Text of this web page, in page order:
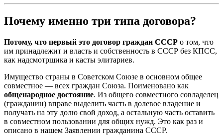
Почему именно три типа договора?
Потому, что первый это договор граждан СССР о том, что
им принадлежит и власть и собственность в СССР без КПСС,
как надсмотрщика и касты элитариев.
Имущество страны в Советском Союзе в основном общее
совместное — всех граждан Союза. Поименовано как
общенародное достояние. Из общего совместного совладелец
(гражданин) вправе выделить часть в долевое владение и
получать на эту долю свой доход, а остальную часть оставить
в совместном пользовании для общих нужд. Это как раз и
описано в нашем Заявлении гражданина СССР.